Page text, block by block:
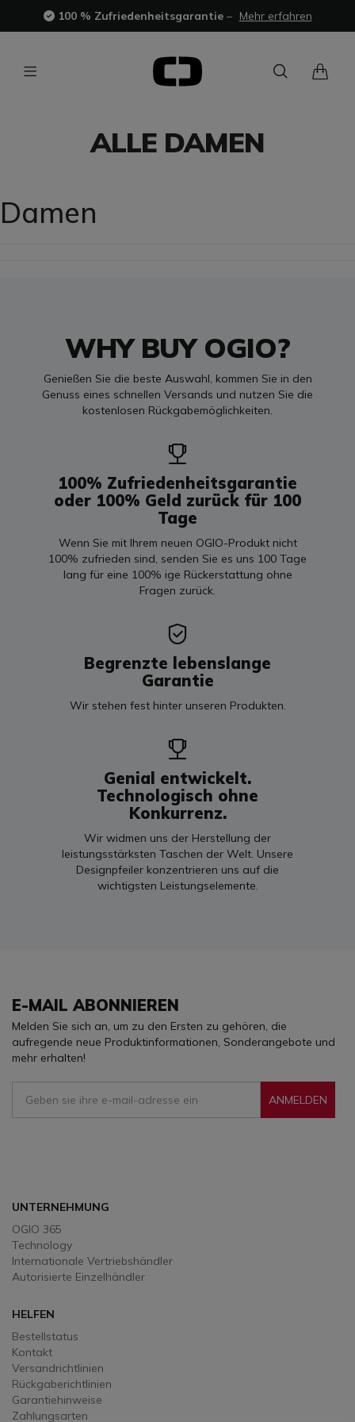
100 % Zufriedenheitsgarantie– Mehr erfahren
ALLE DAMEN
Damen
WHY BUY OGIO?
Genießen Sie die beste Auswahl, kommen Sie in den
Genuss eines schnellen Versands und nutzen Sie die
kostenlosen Rückgabemöglichkeiten.
100% Zufriedenheitsgarantie
oder 100% Geld zurück für 100
Tage
Wenn Sie mit Ihrem neuen OGIO-Produkt nicht
100% zufrieden sind, senden Sie es uns 100 Tage
lang für eine 100% ige Rückerstattung ohne
Fragen zurück.
Begrenzte lebenslange
Garantie
Wir stehen fest hinter unseren Produkten.
Genial entwickelt.
Technologisch ohne
Konkurrenz.
Wir widmen uns der Herstellung der
leistungsstärksten Taschen der Welt. Unsere
Designpfeiler konzentrieren uns auf die
wichtigsten Leistungselemente.
E-MAIL ABONNIEREN
Melden Sie sich an, um zu den Ersten zu gehören, die
aufregende neue Produktinformationen, Sonderangebote und
mehr erhalten!
ANMELDEN
UNTERNEHMUNG
OGIO 365
Technology
Internationale Vertriebshändler
Autorisierte Einzelhändler
HELFEN
Bestellstatus
Kontakt
Versandrichtlinien
Rückgaberichtlinien
Garantiehinweise
Zahlungsarten